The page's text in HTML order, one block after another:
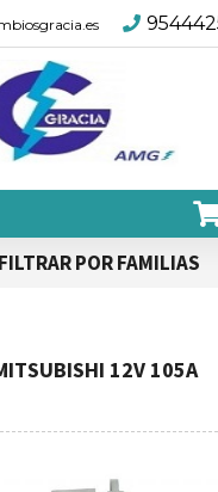
FILTRAR POR FAMILIAS
12V 105A